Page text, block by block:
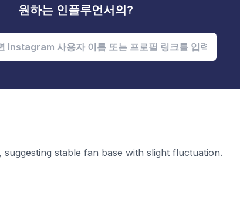
원하는 인플루언서의?
stable fan base with slight fluctuation.